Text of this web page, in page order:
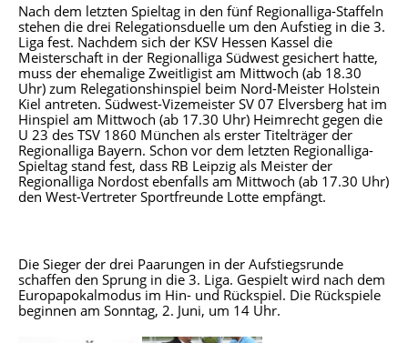
Nach dem letzten Spieltag in den fünf Regionalliga-Staffeln
stehen die drei Relegationsduelle um den Aufstieg in die 3.
Liga fest. Nachdem sich der KSV Hessen Kassel die
Meisterschaft in der Regionalliga Südwest gesichert hatte,
muss der ehemalige Zweitligist am Mittwoch (ab 18.30
Uhr) zum Relegationshinspiel beim Nord-Meister Holstein
Kiel antreten. Südwest-Vizemeister SV 07 Elversberg hat im
Hinspiel am Mittwoch (ab 17.30 Uhr) Heimrecht gegen die
U 23 des TSV 1860 München als erster Titelträger der
Regionalliga Bayern. Schon vor dem letzten Regionalliga-
Spieltag stand fest, dass RB Leipzig als Meister der
Regionalliga Nordost ebenfalls am Mittwoch (ab 17.30 Uhr)
den West-Vertreter Sportfreunde Lotte empfängt.
Die Sieger der drei Paarungen in der Aufstiegsrunde
schaffen den Sprung in die 3. Liga. Gespielt wird nach dem
Europapokalmodus im Hin- und Rückspiel. Die Rückspiele
beginnen am Sonntag, 2. Juni, um 14 Uhr.